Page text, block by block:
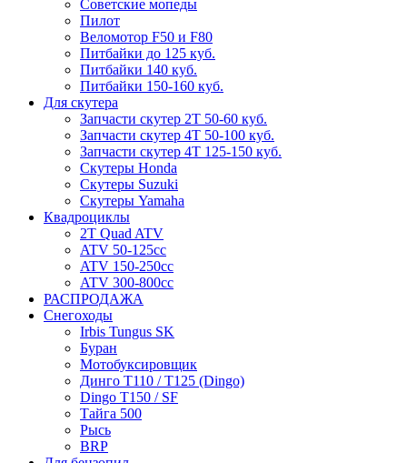
Советские мопеды
Пилот
Веломотор F50 и F80
Питбайки до 125 куб.
Питбайки 140 куб.
Питбайки 150-160 куб.
Для скутера
Запчасти скутер 2Т 50-60 куб.
Запчасти скутер 4Т 50-100 куб.
Запчасти скутер 4Т 125-150 куб.
Скутеры Honda
Скутеры Suzuki
Скутеры Yamaha
Квадроциклы
2T Quad ATV
ATV 50-125cc
ATV 150-250cc
ATV 300-800cc
РАСПРОДАЖА
Снегоходы
Irbis Tungus SK
Буран
Мотобуксировщик
Динго T110 / T125 (Dingo)
Dingo T150 / SF
Тайга 500
Рысь
BRP